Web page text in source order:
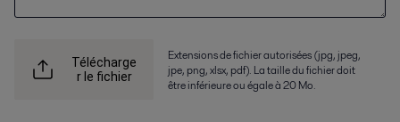
Télécharge
r le fichier
Extensions de fichier autorisées (jpg, jpeg,
jpe, png, xlsx, pdf). La taille du fichier doit
être inférieure ou égale à 20 Mo.